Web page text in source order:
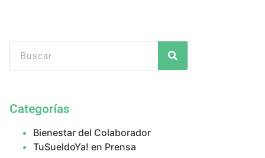
Categorías
Bienestar del Colaborador
TuSueldoYa! en Prensa